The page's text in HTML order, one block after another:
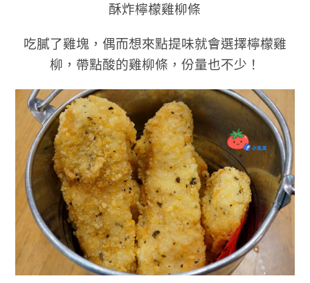
酥炸檸檬雞柳條
吃膩了雞塊，偶而想來點提味就會選擇檸檬雞
柳，帶點酸的雞柳條，份量也不少！